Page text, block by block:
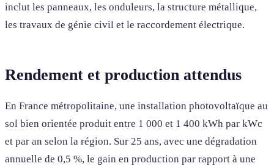
inclut les panneaux, les onduleurs, la structure métallique,
les travaux de génie civil et le raccordement électrique.
Rendement et production attendus
En France métropolitaine, une installation photovoltaïque au
sol bien orientée produit entre 1 000 et 1 400 kWh par kWc
et par an selon la région. Sur 25 ans, avec une dégradation
annuelle de 0,5 %, le gain en production par rapport à une